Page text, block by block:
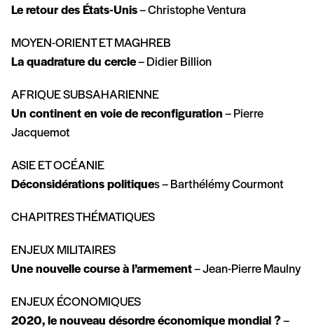
Le retour des États-Unis– Christophe Ventura
MOYEN-ORIENT ET MAGHREB
La quadrature du cercle– Didier Billion
AFRIQUE SUBSAHARIENNE
Un continent en voie de reconfiguration – Pierre
Jacquemot
ASIE ET OCÉANIE
Déconsidérations politiques – Barthélémy Courmont
CHAPITRES THÉMATIQUES
ENJEUX MILITAIRES
Une nouvelle course à l’armement– Jean-Pierre Maulny
ENJEUX ÉCONOMIQUES
2020, le nouveau désordre économique mondial ? –